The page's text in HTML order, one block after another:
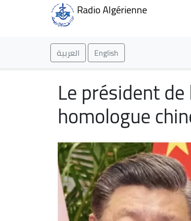
Radio Algérienne
العربية English
Le président
homologue